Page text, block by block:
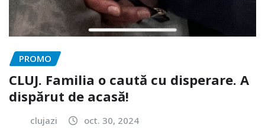
PROMO
CLUJ. Familia o caută cu disperare. A
dispărut de acasă!
clujazi oct. 30, 2024